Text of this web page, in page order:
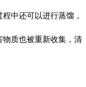
中还可以进行蒸馏，
质也被重新收集，清